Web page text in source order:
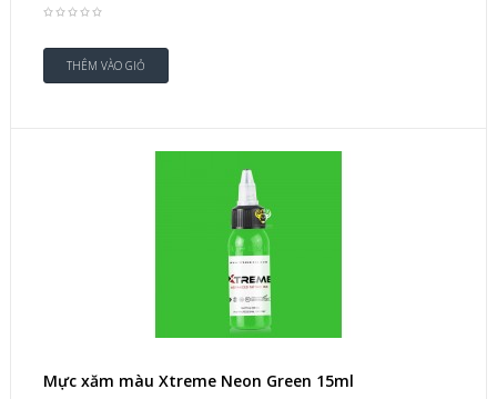
Mực xăm màu Xtreme Neon Green 15ml